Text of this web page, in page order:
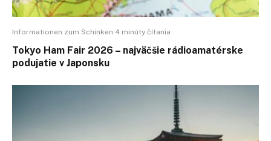
Informationen zum Schinken 4 minúty čítania
Tokyo Ham Fair 2026 – najväčšie rádioamatérske
podujatie v Japonsku